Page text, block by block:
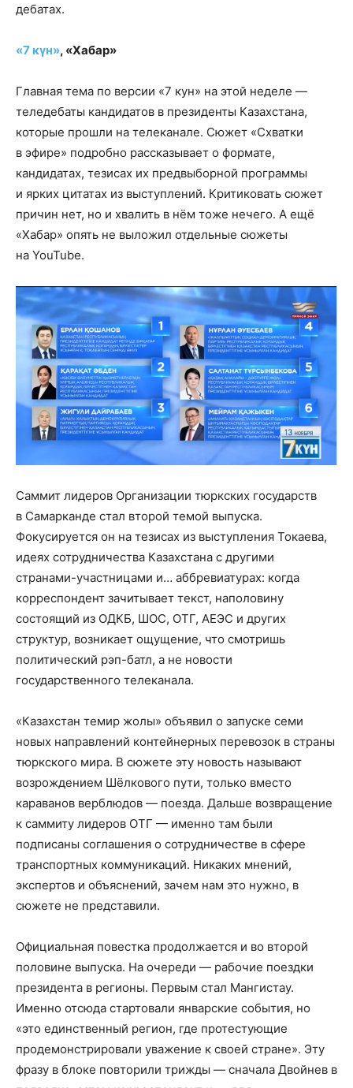
дебатах.
«7 күн», «Хабар»
Главная тема по версии «7 кун» на этой неделе —
теледебаты кандидатов в президенты Казахстана,
которые прошли на телеканале. Сюжет «Схватки
в эфире» подробно рассказывает о формате,
кандидатах, тезисах их предвыборной программы
и ярких цитатах из выступлений. Критиковать сюжет
причин нет, но и хвалить в нём тоже нечего. А ещё
«Хабар» опять не выложил отдельные сюжеты
на YouTube.
Саммит лидеров Организации тюркских государств
в Самарканде стал второй темой выпуска.
Фокусируется он на тезисах из выступления Токаева,
идеях сотрудничества Казахстана с другими
странами-участницами и… аббревиатурах: когда
корреспондент зачитывает текст, наполовину
состоящий из ОДКБ, ШОС, ОТГ, АЕЭС и других
структур, возникает ощущение, что смотришь
политический рэп-батл, а не новости
государственного телеканала.
«Казахстан темир жолы» объявил о запуске семи
новых направлений контейнерных перевозок в страны
тюркского мира. В сюжете эту новость называют
возрождением Шёлкового пути, только вместо
караванов верблюдов — поезда. Дальше возвращение
к саммиту лидеров ОТГ — именно там были
подписаны соглашения о сотрудничестве в сфере
транспортных коммуникаций. Никаких мнений,
экспертов и объяснений, зачем нам это нужно, в
сюжете не представили.
Официальная повестка продолжается и во второй
половине выпуска. На очереди — рабочие поездки
президента в регионы. Первым стал Мангистау.
Именно отсюда стартовали январские события, но
«это единственный регион, где протестующие
продемонстрировали уважение к своей стране». Эту
фразу в блоке повторили трижды — сначала Двойнев в